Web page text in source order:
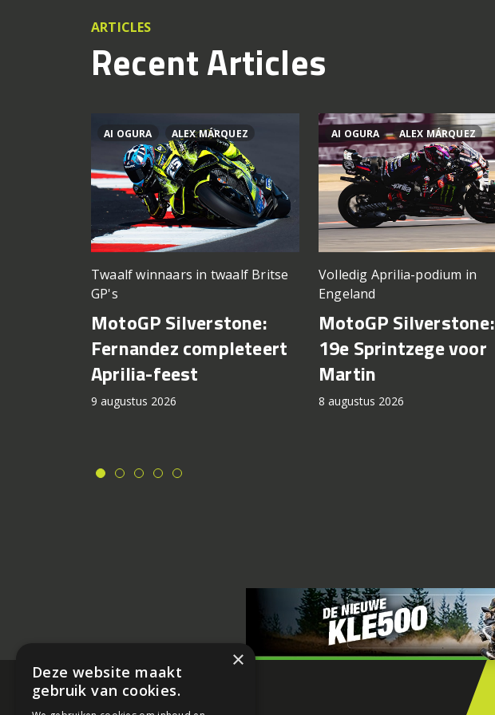
ARTICLES
Recent Articles
AI OGURA ALEX MÁRQUEZ
Twaalf winnaars in twaalf Britse
GP's
MotoGP Silverstone:
Fernandez completeert
Aprilia-feest
9 augustus 2026
AI OGURA ALEX MÁRQUEZ
Volledig Aprilia-podium in
Engeland
MotoGP Silverstone:
19e Sprintzege voor
Martin
8 augustus 2026
×
Deze website maakt
gebruik van cookies.